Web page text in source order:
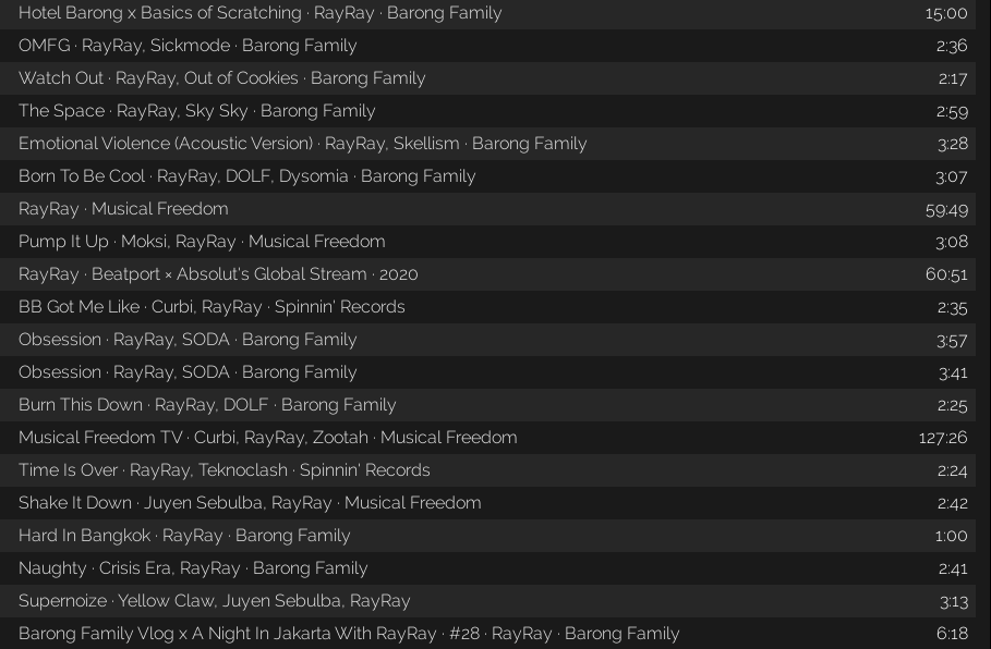
Hotel Barong x Basics of Scratching · RayRay · Barong Family
15:00
OMFG · RayRay, Sickmode · Barong Family
2:36
Watch Out · RayRay, Out of Cookies · Barong Family
2:17
The Space · RayRay, Sky Sky · Barong Family
2:59
Emotional Violence (Acoustic Version) · RayRay, Skellism · Barong Family
3:28
Born To Be Cool · RayRay, DOLF, Dysomia · Barong Family
3:07
RayRay · Musical Freedom
59:49
Pump It Up · Moksi, RayRay · Musical Freedom
3:08
RayRay · Beatport × Absolut's Global Stream · 2020
60:51
BB Got Me Like · Curbi, RayRay · Spinnin' Records
2:35
Obsession · RayRay, SODA · Barong Family
3:57
Obsession · RayRay, SODA · Barong Family
3:41
Burn This Down · RayRay, DOLF · Barong Family
2:25
Musical Freedom TV · Curbi, RayRay, Zootah · Musical Freedom
127:26
Time Is Over · RayRay, Teknoclash · Spinnin' Records
2:24
Shake It Down · Juyen Sebulba, RayRay · Musical Freedom
2:42
Hard In Bangkok · RayRay · Barong Family
1:00
Naughty · Crisis Era, RayRay · Barong Family
2:41
Supernoize · Yellow Claw, Juyen Sebulba, RayRay
3:13
Barong Family Vlog x A Night In Jakarta With RayRay · #28 · RayRay · Barong Family 6:18